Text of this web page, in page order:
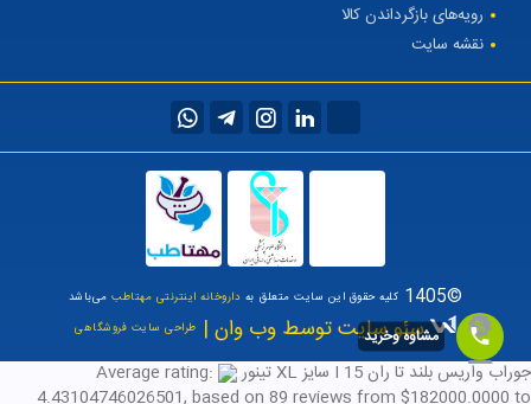
رویه‌های بازگرداندن کالا
نقشه سایت
©1405 کلیه حقوق این سایت متعلق به داروخانه اینترنتی مهتاطبمی‌باشد
سئو سایت توسط وب وان | طراحی سایت فروشگاهی
جوراب واریس بلند تا ران I 15 سایز XL تینور
Average rating:
مشاوه وخرید